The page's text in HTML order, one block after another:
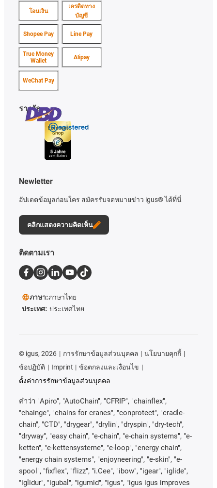
โอนเงิน
เครดิตทาง
บัญชี
Shopee Pay Line Pay
True Money
Wallet
Alipay
WeChat Pay
รางวัล
Newletter
อัปเดตข้อมูลก่อนใคร สมัครรับจดหมายข่าว igus® ได้ที่นี่
คลิกแสดงความคิดเห็น
ติดตามเรา
ภาษา:ภาษาไทย
ประเทศ: ประเทศไทย
© igus, 2026 การรักษาข้อมูลส่วนบุคคล
นโยบายคุกกี้
ข้อปฏิบัติ
Imprint
ข้อตกลงและเงื่อนไข
ตั้งค่าการรักษาข้อมูลส่วนบุคคล
คําว่า "Apiro", "AutoChain", "CFRIP", "chainflex",
"chainge", "chains for cranes", "conprotect", "cradle-
chain", "CTD", "drygear", "drylin", "dryspin", "dry-tech",
"dryway", "easy chain", "e-chain", "e-chain systems", "e-
ketten", "e-kettensysteme", "e-loop", "energy chain",
"energy chain systems", "enjoyneering", "e-skin", "e-
spool", "fixflex", "flizz", "i.Cee", "ibow", "igear", "iglide",
"iglidur", "igubal", "igumid", "igus", "igus igus improves